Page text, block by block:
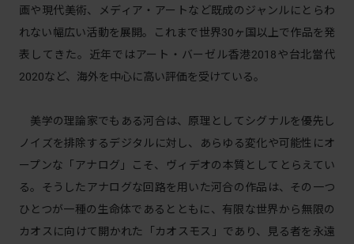
画や現代美術、メディア・アートなど既成のジャンルにとらわ
れない幅広い活動を展開。これまで世界30ヶ国以上で作品を発
表してきた。近年ではアート・バーゼル香港2018や台北當代
2020など、海外を中心に高い評価を受けている。
美学の理論家でもある河合は、原理としてシグナルを優先し
ノイズを排除するデジタルに対し、あらゆる変化や可能性にオ
ープンな「アナログ」こそ、ヴィデオの本質としてとらえてい
る。そうしたアナログな回路を用いた河合の作品は、その一つ
ひとつが一種の生命体であるとともに、有限な世界から無限の
カオスに向けて開かれた「カオスモス」であり、見る者を永遠